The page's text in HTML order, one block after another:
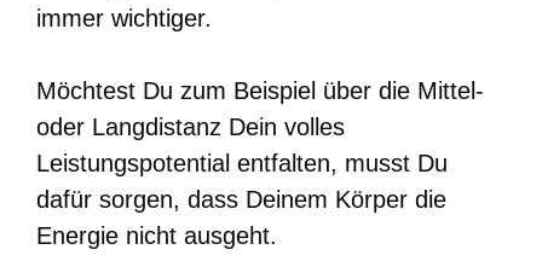
immer wichtiger.
Möchtest Du zum Beispiel über die Mittel-
oder Langdistanz Dein volles
Leistungspotential entfalten, musst Du
dafür sorgen, dass Deinem Körper die
Energie nicht ausgeht.